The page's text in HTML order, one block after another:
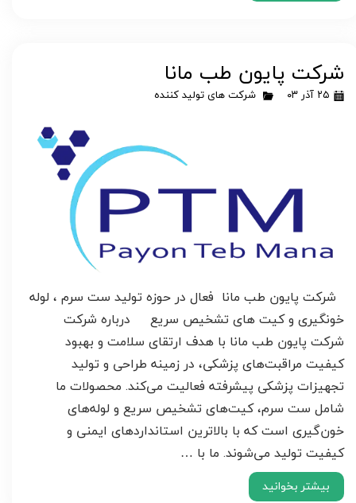
شرکت پایون طب مانا
۲۵ آذر ۰۳ شرکت های تولید کننده
شرکت پایون طب مانا فعال در حوزه تولید ست سرم ، لوله
خونگیری و کیت های تشخیص سریع درباره شرکت
شرکت پایون طب مانا با هدف ارتقای سلامت و بهبود
کیفیت مراقبت‌های پزشکی، در زمینه طراحی و تولید
تجهیزات پزشکی پیشرفته فعالیت می‌کند. محصولات ما
شامل ست سرم، کیت‌های تشخیص سریع و لوله‌های
خون‌گیری است که با بالاترین استانداردهای ایمنی و
کیفیت تولید می‌شوند. ما با …
بیشتر بخوانید